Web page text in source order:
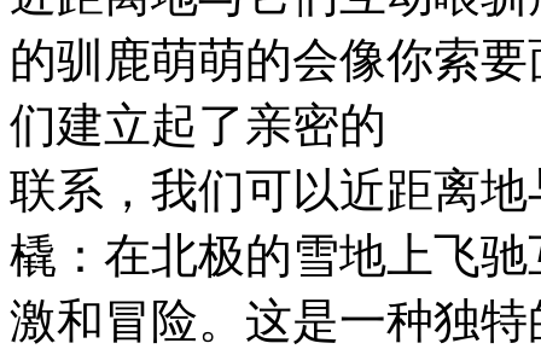
的驯鹿萌萌的会像你索
们建立起了亲密的
联系，我们可以近距离
橇：在北极的雪地上飞
激和冒险。这是一种独